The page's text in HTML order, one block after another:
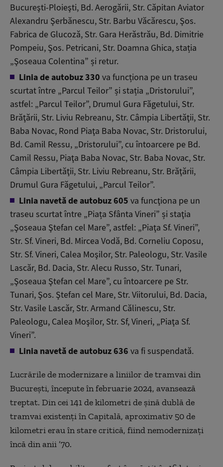
Bucureşti-Ploieşti, Bd. Aerogării, Str. Căpitan Aviator
Alexandru Şerbănescu, Str. Barbu Văcărescu, Şos.
Fabrica de Glucoză, Str. Gara Herăstrău, Bd. Dimitrie
Pompeiu, Şos. Petricani, Str. Doamna Ghica, stația
„Şoseaua Colentina” și retur.
Linia de autobuz 330 va funcționa pe un traseu
scurtat între „Parcul Teilor” și stația „Dristorului”,
astfel: „Parcul Teilor”, Drumul Gura Făgetului, Str.
Brăţării, Str. Liviu Rebreanu, Str. Câmpia Libertăţii, Str.
Baba Novac, Rond Piaţa Baba Novac, Str. Dristorului,
Bd. Camil Ressu, „Dristorului”, cu întoarcere pe Bd.
Camil Ressu, Piaţa Baba Novac, Str. Baba Novac, Str.
Câmpia Libertăţii, Str. Liviu Rebreanu, Str. Brăţării,
Drumul Gura Făgetului, „Parcul Teilor”.
Linia navetă de autobuz 605 va funcţiona pe un
traseu scurtat între „Piața Sfânta Vineri” și staţia
„Şoseaua Ştefan cel Mare”, astfel: „Piaţa Sf. Vineri”,
Str. Sf. Vineri, Bd. Mircea Vodă, Bd. Corneliu Coposu,
Str. Sf. Vineri, Calea Moşilor, Str. Paleologu, Str. Vasile
Lascăr, Bd. Dacia, Str. Alecu Russo, Str. Tunari,
„Şoseaua Ştefan cel Mare”, cu întoarcere pe Str.
Tunari, Şos. Ştefan cel Mare, Str. Viitorului, Bd. Dacia,
Str. Vasile Lascăr, Str. Armand Călinescu, Str.
Paleologu, Calea Moşilor, Str. Sf, Vineri, „Piaţa Sf.
Vineri”.
Linia navetă de autobuz 636 va fi suspendată.
Lucrările de modernizare a liniilor de tramvai din
București, începute în februarie 2024, avansează
treptat. Din cei 141 de kilometri de șină dublă de
tramvai existenți în Capitală, aproximativ 50 de
kilometri erau în stare critică, fiind nemodernizați
încă din anii ’70.